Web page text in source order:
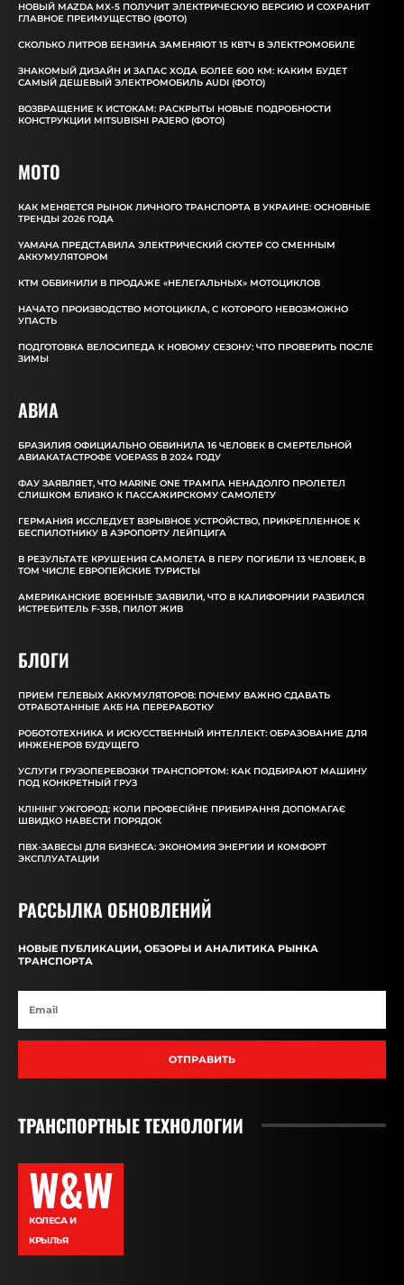
НОВЫЙ MAZDA MX-5 ПОЛУЧИТ ЭЛЕКТРИЧЕСКУЮ ВЕРСИЮ И СОХРАНИТ
ГЛАВНОЕ ПРЕИМУЩЕСТВО (ФОТО)
СКОЛЬКО ЛИТРОВ БЕНЗИНА ЗАМЕНЯЮТ 15 КВТЧ В ЭЛЕКТРОМОБИЛЕ
ЗНАКОМЫЙ ДИЗАЙН И ЗАПАС ХОДА БОЛЕЕ 600 КМ: КАКИМ БУДЕТ
САМЫЙ ДЕШЕВЫЙ ЭЛЕКТРОМОБИЛЬ AUDI (ФОТО)
ВОЗВРАЩЕНИЕ К ИСТОКАМ: РАСКРЫТЫ НОВЫЕ ПОДРОБНОСТИ
КОНСТРУКЦИИ MITSUBISHI PAJERO (ФОТО)
MOTO
КАК МЕНЯЕТСЯ РЫНОК ЛИЧНОГО ТРАНСПОРТА В УКРАИНЕ: ОСНОВНЫЕ
ТРЕНДЫ 2026 ГОДА
YAMAHA ПРЕДСТАВИЛА ЭЛЕКТРИЧЕСКИЙ СКУТЕР СО СМЕННЫМ
АККУМУЛЯТОРОМ
КТМ ОБВИНИЛИ В ПРОДАЖЕ «НЕЛЕГАЛЬНЫХ» МОТОЦИКЛОВ
НАЧАТО ПРОИЗВОДСТВО МОТОЦИКЛА, С КОТОРОГО НЕВОЗМОЖНО
УПАСТЬ
ПОДГОТОВКА ВЕЛОСИПЕДА К НОВОМУ СЕЗОНУ: ЧТО ПРОВЕРИТЬ ПОСЛЕ
ЗИМЫ
АВИА
БРАЗИЛИЯ ОФИЦИАЛЬНО ОБВИНИЛА 16 ЧЕЛОВЕК В СМЕРТЕЛЬНОЙ
АВИАКАТАСТРОФЕ VOEPASS В 2024 ГОДУ
ФАУ ЗАЯВЛЯЕТ, ЧТО MARINE ONE ТРАМПА НЕНАДОЛГО ПРОЛЕТЕЛ
СЛИШКОМ БЛИЗКО К ПАССАЖИРСКОМУ САМОЛЕТУ
ГЕРМАНИЯ ИССЛЕДУЕТ ВЗРЫВНОЕ УСТРОЙСТВО, ПРИКРЕПЛЕННОЕ К
БЕСПИЛОТНИКУ В АЭРОПОРТУ ЛЕЙПЦИГА
В РЕЗУЛЬТАТЕ КРУШЕНИЯ САМОЛЕТА В ПЕРУ ПОГИБЛИ 13 ЧЕЛОВЕК, В
ТОМ ЧИСЛЕ ЕВРОПЕЙСКИЕ ТУРИСТЫ
АМЕРИКАНСКИЕ ВОЕННЫЕ ЗАЯВИЛИ, ЧТО В КАЛИФОРНИИ РАЗБИЛСЯ
ИСТРЕБИТЕЛЬ F-35B, ПИЛОТ ЖИВ
БЛОГИ
ПРИЕМ ГЕЛЕВЫХ АККУМУЛЯТОРОВ: ПОЧЕМУ ВАЖНО СДАВАТЬ
ОТРАБОТАННЫЕ АКБ НА ПЕРЕРАБОТКУ
РОБОТОТЕХНИКА И ИСКУССТВЕННЫЙ ИНТЕЛЛЕКТ: ОБРАЗОВАНИЕ ДЛЯ
ИНЖЕНЕРОВ БУДУЩЕГО
УСЛУГИ ГРУЗОПЕРЕВОЗКИ ТРАНСПОРТОМ: КАК ПОДБИРАЮТ МАШИНУ
ПОД КОНКРЕТНЫЙ ГРУЗ
КЛІНІНГ УЖГОРОД: КОЛИ ПРОФЕСІЙНЕ ПРИБИРАННЯ ДОПОМАГАЄ
ШВИДКО НАВЕСТИ ПОРЯДОК
ПВХ-ЗАВЕСЫ ДЛЯ БИЗНЕСА: ЭКОНОМИЯ ЭНЕРГИИ И КОМФОРТ
ЭКСПЛУАТАЦИИ
РАССЫЛКА ОБНОВЛЕНИЙ
НОВЫЕ ПУБЛИКАЦИИ, ОБЗОРЫ И АНАЛИТИКА РЫНКА
ТРАНСПОРТА
ОТПРАВИТЬ
ТРАНСПОРТНЫЕ ТЕХНОЛОГИИ
W&W
КОЛЕСА И
КРЫЛЬЯ